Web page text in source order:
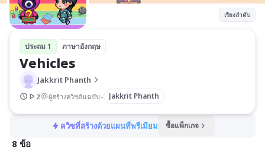
เรียงลำดับ
ประถม 1 ภาษาอังกฤษ
Vehicles
Jakkrit Phanth
2 ผู้สร้างควิซต้นฉบับ- Jakkrit Phanth
ควิซที่สร้างด้วยแผนที่พรีเมียม ซื้อแพ็กเกจ
8 ข้อ